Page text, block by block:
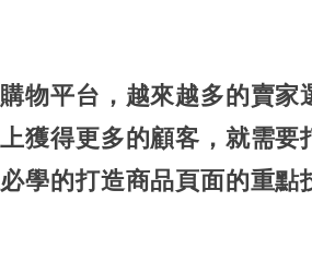
物平台，越來越多的賣
獲得更多的顧客，就需
學的打造商品頁面的重點